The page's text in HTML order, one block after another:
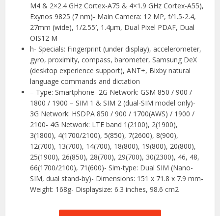
M4 & 2×2.4 GHz Cortex-A75 & 4×1.9 GHz Cortex-A55),
Exynos 9825 (7 nm)- Main Camera: 12 MP, f/1.5-2.4,
27mm (wide), 1/2.55′, 1.4µm, Dual Pixel PDAF, Dual
OIS12 M
h- Specials: Fingerprint (under display), accelerometer,
gyro, proximity, compass, barometer, Samsung DeX
(desktop experience support), ANT+, Bixby natural
language commands and dictation
– Type: Smartphone- 2G Network: GSM 850 / 900 /
1800 / 1900 – SIM 1 & SIM 2 (dual-SIM model only)-
3G Network: HSDPA 850 / 900 / 1700(AWS) / 1900 /
2100- 4G Network: LTE band 1(2100), 2(1900),
3(1800), 4(1700/2100), 5(850), 7(2600), 8(900),
12(700), 13(700), 14(700), 18(800), 19(800), 20(800),
25(1900), 26(850), 28(700), 29(700), 30(2300), 46, 48,
66(1700/2100), 71(600)- Sim-type: Dual SIM (Nano-
SIM, dual stand-by)- Dimensions: 151 x 71.8 x 7.9 mm-
Weight: 168g- Displaysize: 6.3 inches, 98.6 cm2